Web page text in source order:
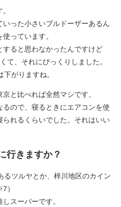
った小さいブルドーザーあるん
っています。
ると思わなかったんですけど
て、それにびっくりしました。
がりますね。
と比べれば全然マシです。
ので、寝るときにエアコンを使
れるくらいでした。それはいい
行きますか？
るツルヤとか、梓川地区のカイン
）
スーパーです。